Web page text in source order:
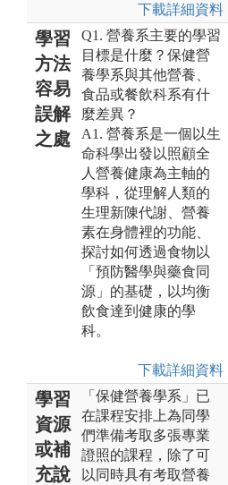
下載詳細資料
學習
方法
容易
誤解
之處
Q1. 營養系主要的學習
目標是什麼？保健營
養學系與其他營養、
食品或餐飲科系有什
麼差異？
A1. 營養系是一個以生
命科學出發以照顧全
人營養健康為主軸的
學科，從理解人類的
生理新陳代謝、營養
素在身體裡的功能、
探討如何透過食物以
「預防醫學與藥食同
源」的基礎，以均衡
飲食達到健康的學
科。
下載詳細資料
學習
資源
或補
充說
「保健營養學系」已
在課程安排上為同學
們準備考取多張專業
證照的課程，除了可
以同時具有考取營養